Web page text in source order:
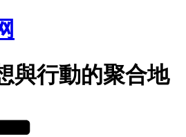
與行動的聚合地